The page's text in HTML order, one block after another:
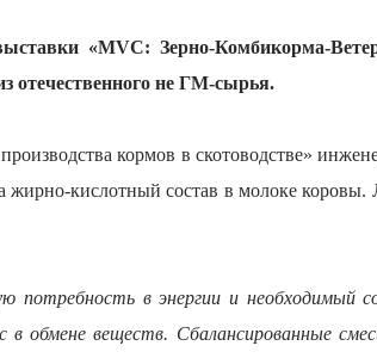
«MVC: Зерно-Комбикорма-
отечественного не ГМ-сырья.
кормов в скотоводстве»
кислотный состав в молоке коровы.
потребность в энергии и необходимый
в обмене веществ. Сбалансированные